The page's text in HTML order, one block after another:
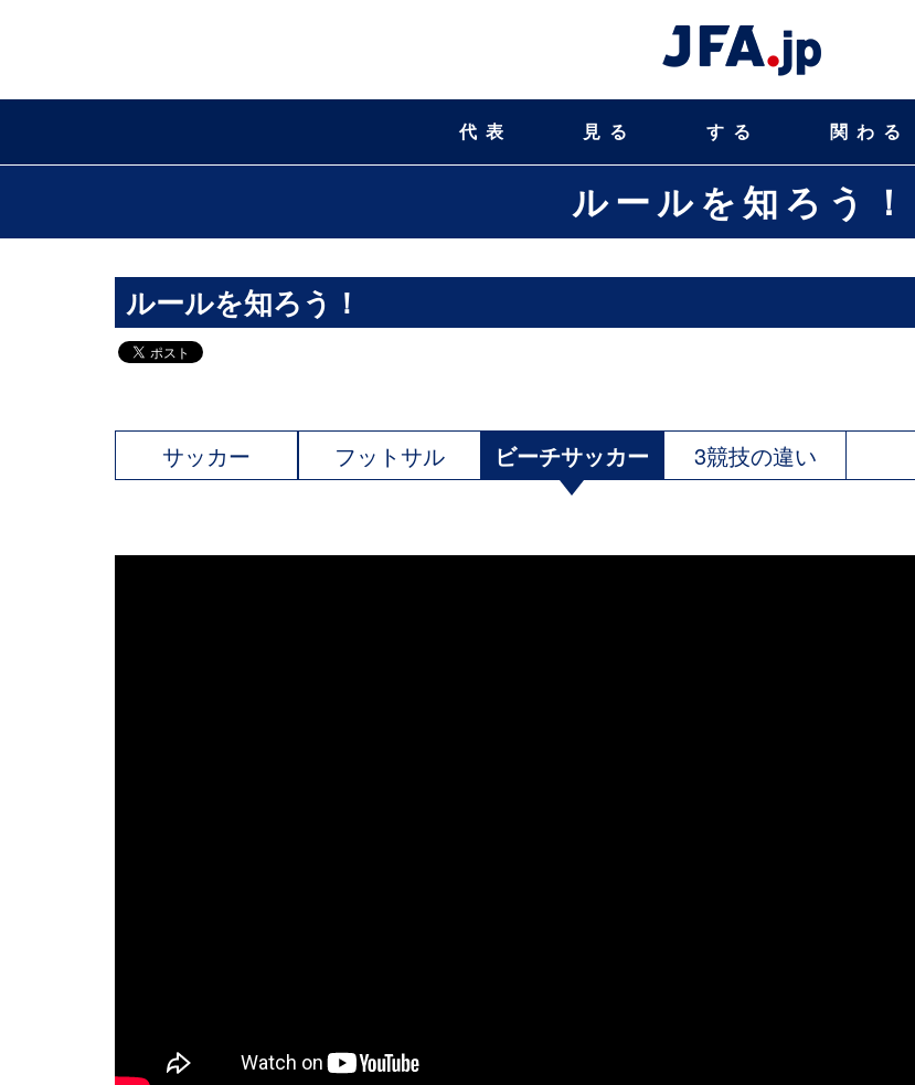
代表 見る する 関わる
ルールを知ろう！
ルールを知ろう！
サッカー フットサル ビーチサッカー 3競技の違い